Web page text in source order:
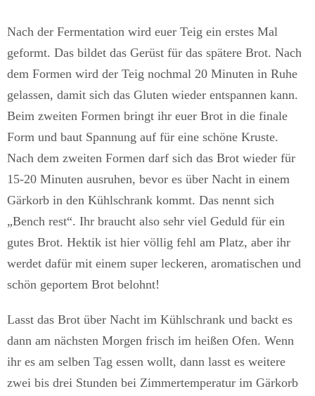
Nach der Fermentation wird euer Teig ein erstes Mal
geformt. Das bildet das Gerüst für das spätere Brot. Nach
dem Formen wird der Teig nochmal 20 Minuten in Ruhe
gelassen, damit sich das Gluten wieder entspannen kann.
Beim zweiten Formen bringt ihr euer Brot in die finale
Form und baut Spannung auf für eine schöne Kruste.
Nach dem zweiten Formen darf sich das Brot wieder für
15-20 Minuten ausruhen, bevor es über Nacht in einem
Gärkorb in den Kühlschrank kommt. Das nennt sich
„Bench rest“. Ihr braucht also sehr viel Geduld für ein
gutes Brot. Hektik ist hier völlig fehl am Platz, aber ihr
werdet dafür mit einem super leckeren, aromatischen und
schön geportem Brot belohnt!
Lasst das Brot über Nacht im Kühlschrank und backt es
dann am nächsten Morgen frisch im heißen Ofen. Wenn
ihr es am selben Tag essen wollt, dann lasst es weitere
zwei bis drei Stunden bei Zimmertemperatur im Gärkorb